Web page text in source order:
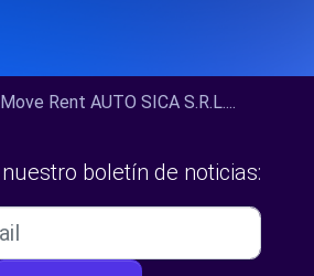
Rent AUTO SICA S.R.L....
boletín de noticias: